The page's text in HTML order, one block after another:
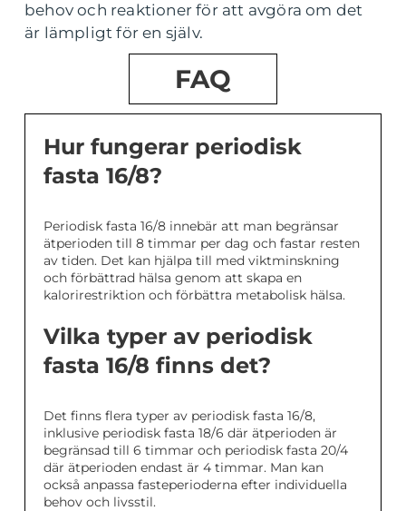
behov och reaktioner för att avgöra om det
är lämpligt för en själv.
FAQ
Hur fungerar periodisk
fasta 16/8?
Periodisk fasta 16/8 innebär att man begränsar
ätperioden till 8 timmar per dag och fastar resten
av tiden. Det kan hjälpa till med viktminskning
och förbättrad hälsa genom att skapa en
kalorirestriktion och förbättra metabolisk hälsa.
Vilka typer av periodisk
fasta 16/8 finns det?
Det finns flera typer av periodisk fasta 16/8,
inklusive periodisk fasta 18/6 där ätperioden är
begränsad till 6 timmar och periodisk fasta 20/4
där ätperioden endast är 4 timmar. Man kan
också anpassa fasteperioderna efter individuella
behov och livsstil.